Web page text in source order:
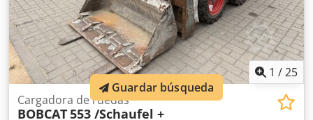
1 /25
Cargadora de ruedas
BOBCAT553 /Schaufel +
Guardar búsqueda